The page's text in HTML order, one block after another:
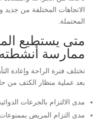
الاتجاهات المختلفة من جديد
المحتملة.
متى يستطيع
ممارسة أنشطته
تختلف فترة الراحة وإعادة
بعد عملية منظار الكتف من
مدى الالتزام بالجرعات
مدى التزام المريض بممنوعات